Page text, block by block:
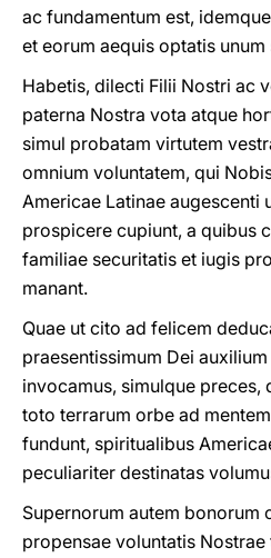
ac fundamentum est,
et eorum aequis optatis
Habetis, dilecti Filii Nostri ac
paterna Nostra vota atque
simul probatam virtutem
omnium voluntatem, qui
Americae Latinae augescenti
prospicere cupiunt, a quibus
familiae securitatis et iugis
manant.
Quae ut cito ad felicem
praesentissimum Dei
invocamus, simulque preces,
toto terrarum orbe ad
fundunt, spiritualibus
peculiariter destinatas
Supernorum autem bonorum
propensae voluntatis